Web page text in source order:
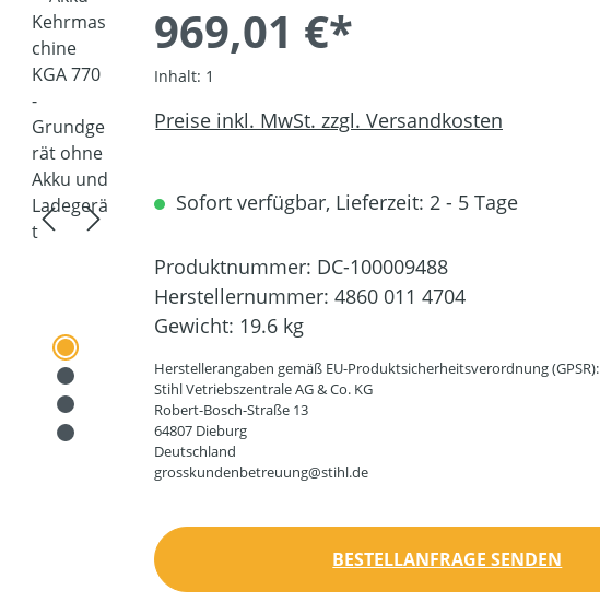
969,01 €*
Inhalt: 1
Preise inkl. MwSt. zzgl. Versandkosten
Sofort verfügbar, Lieferzeit: 2 - 5 Tage
Produktnummer: DC-100009488
Herstellernummer: 4860 011 4704
Gewicht: 19.6 kg
Herstellerangaben gemäß EU-Produktsicherheitsverordnung (GPSR):
Stihl Vetriebszentrale AG & Co. KG
Robert-Bosch-Straße 13
64807 Dieburg
Deutschland
grosskundenbetreuung@stihl.de
BESTELLANFRAGE SENDEN